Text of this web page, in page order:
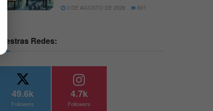
3 DE AGOSTO DE 2026 601
Nuestras Redes:
49.6k
Followers
4.7k
Followers